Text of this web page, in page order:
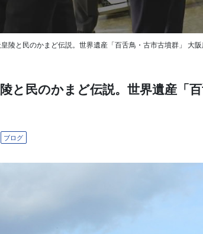
陵と民のかまど伝説。世界遺産「百舌鳥・古市古墳群」 大
と民のかまど伝説。世界遺産「
ブログ